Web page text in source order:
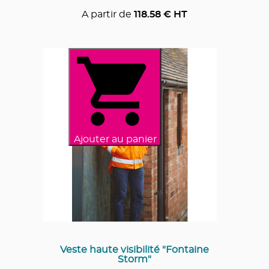
A partir de 118.58 € HT
Ajouter au panier
Veste haute visibilité "Fontaine
Storm"